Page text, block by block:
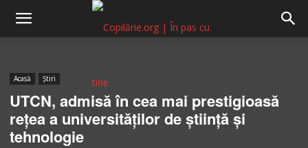
Copilărie.org
Acasă Știri
UTCN, admisă în cea mai prestigioasă
rețea a universităților de știință și
tehnologie